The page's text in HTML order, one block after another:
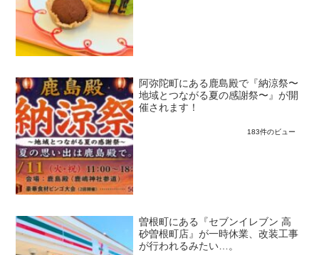
阿弥陀町にある鹿島殿で『納涼祭〜
地域とつながる夏の感謝祭〜』が開
催されます！
183件のビュー
曽根町にある『セブンイレブン 高
砂曽根町店』が一時休業、改装工事
が行われるみたい…。